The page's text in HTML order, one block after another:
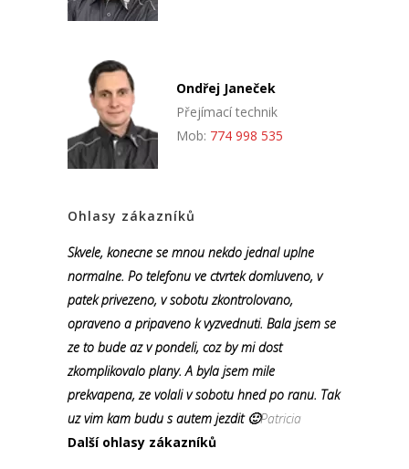
Ondřej Janeček
Přejímací technik
Mob: 774 998 535
Ohlasy zákazníků
Skvele, konecne se mnou nekdo jednal uplne
normalne. Po telefonu ve ctvrtek domluveno, v
patek privezeno, v sobotu zkontrolovano,
opraveno a pripaveno k vyzvednuti. Bala jsem se
ze to bude az v pondeli, coz by mi dost
zkomplikovalo plany. A byla jsem mile
prekvapena, ze volali v sobotu hned po ranu. Tak
uz vim kam budu s autem jezdit 🙂Patricia
Další ohlasy zákazníků